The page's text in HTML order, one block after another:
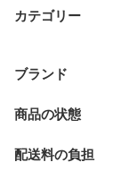
カテゴリー
ブランド
商品の状態
配送料の負担